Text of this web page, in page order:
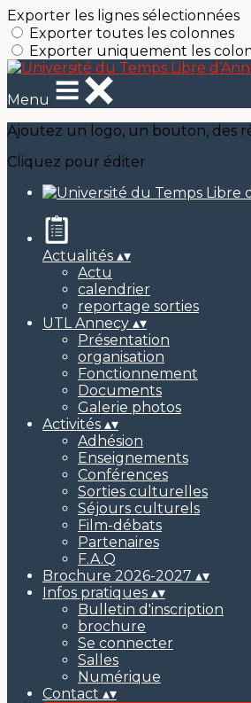
Exporter les lignes sélectionnées
Exporter toutes les colonnes
Exporter uniquement les
Menu
Ajoutez un logo, un bouton, des
Cliquez pour éditer
Actualités ▴▾
Actu
calendrier
reportage sorties
UTL Annecy ▴▾
Présentation
organisation
Fonctionnement
Documents
Galerie photos
Activités ▴▾
Adhésion
Enseignements
Conférences
Sorties culturelles
Séjours culturels
Film-débats
Partenaires
F.A.Q
Brochure 2026-2027 ▴▾
Infos pratiques ▴▾
Bulletin d'inscription
brochure
Se connecter
Salles
Numérique
Contact ▴▾